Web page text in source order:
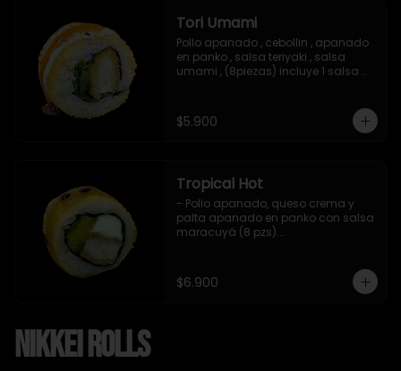
Tori Umami
Pollo apanado , cebollin , apanado
en panko , salsa teriyaki , salsa
umami , (8piezas) incluye 1 salsa
$5.900
Tropical Hot
- Pollo apanado, queso crema y
palta apanado en panko con salsa
maracuyá (8 pzs).
$6.900
Nikkei Rolls